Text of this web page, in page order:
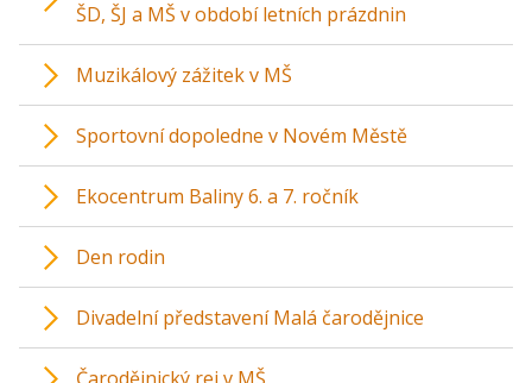
ŠD, ŠJ a MŠ v období letních prázdnin
Muzikálový zážitek v MŠ
Sportovní dopoledne v Novém Městě
Ekocentrum Baliny 6. a 7. ročník
Den rodin
Divadelní představení Malá čarodějnice